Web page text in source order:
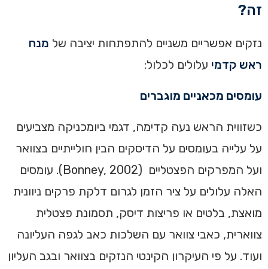
זה?
נזקים אפשריים משניים להתפתחות יציבה של מנח
ראש קדמי עלולים לכלול:
עומסים מכאניים מוגברים
כשזווית הראש נעה קדימה, דגמי ביומכניקה מצביעים
על עלייה בעומסים על הדיסקים הבין חולייתיים בצוואר
ועל המפרקים הפצטליים (Bonney, 2002). עומסים
האלה עלולים על ציר הזמן לגרום דלקת פרקים ניוונית
מואצת, בלטים או פריצות דיסק, תסמונת פצטלית
צווארית, כאבי צוואר עם השלכות כאב לגפה העליונה
ועוד. על פי העיקרון הקינטי הנזקים בצוואר ובגב העליון